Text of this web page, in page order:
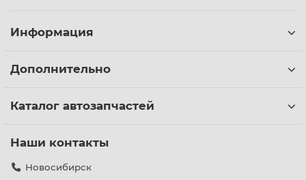
Информация
Дополнительно
Каталог автозапчастей
Наши контакты
Новосибирск